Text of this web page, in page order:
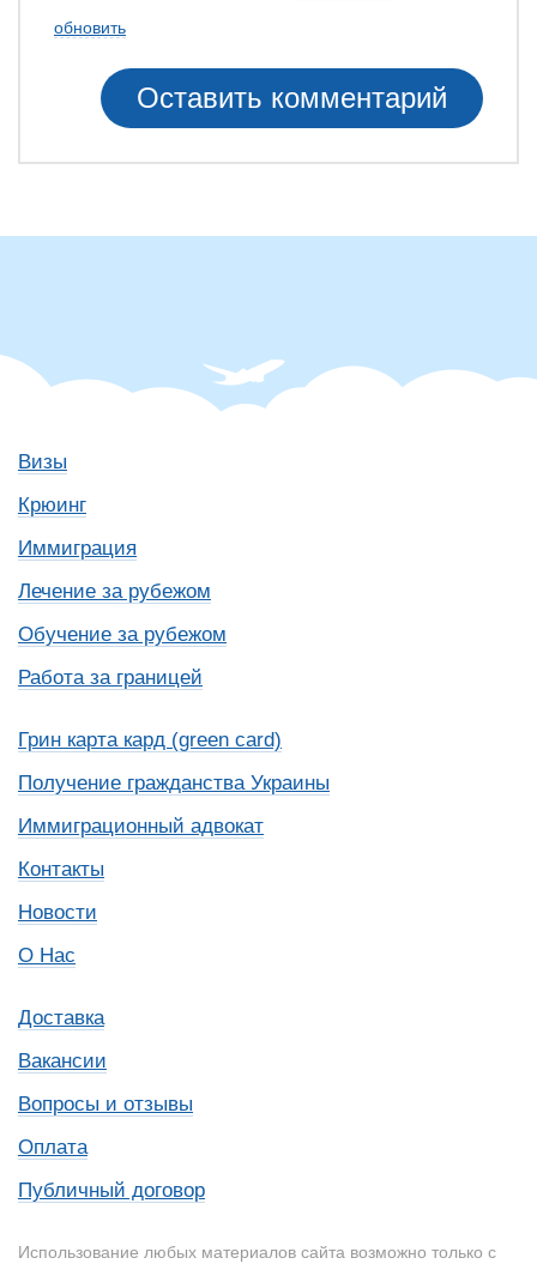
обновить
Визы
Крюинг
Иммиграция
Лечение за рубежом
Обучение за рубежом
Работа за границей
Грин карта кард (green card)
Получение гражданства Украины
Иммиграционный адвокат
Контакты
Новости
О Нас
Доставка
Вакансии
Вопросы и отзывы
Оплата
Публичный договор
Использование любых материалов сайта возможно только с